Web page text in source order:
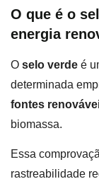
O que é o
energia
O selo verde é
determinada
fontes
biomassa.
Essa
rastreabilidade